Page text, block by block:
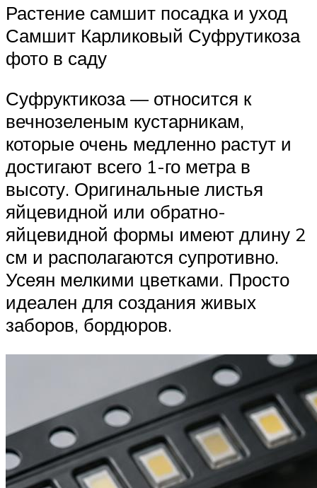
Растение самшит посадка и уход
Самшит Карликовый Суфрутикоза
фото в саду
Суфруктикоза — относится к
вечнозеленым кустарникам,
которые очень медленно растут и
достигают всего 1-го метра в
высоту. Оригинальные листья
яйцевидной или обратно-
яйцевидной формы имеют длину 2
см и располагаются супротивно.
Усеян мелкими цветками. Просто
идеален для создания живых
заборов, бордюров.